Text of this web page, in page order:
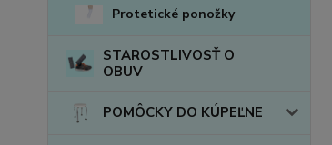
Protetické ponožky
STAROSTLIVOSŤ O
OBUV
POMÔCKY DO KÚPEĽNE